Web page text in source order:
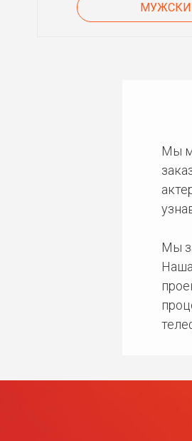
Мы
Мы